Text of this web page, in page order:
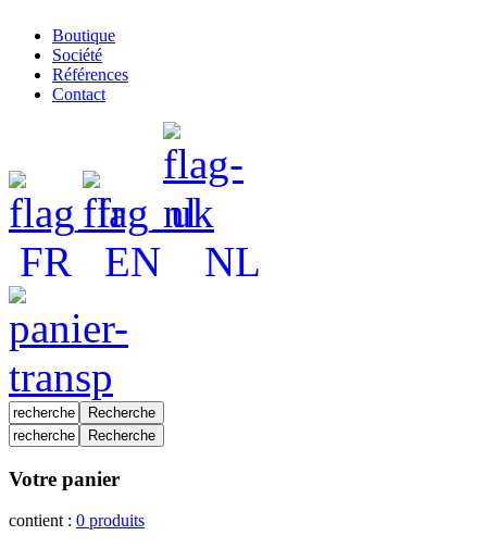
Boutique
Société
Références
Contact
FR EN NL
Votre panier
contient : 0 produits